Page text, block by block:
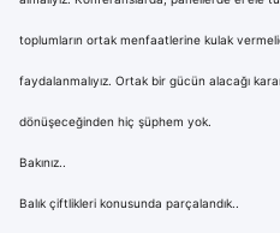
toplumların ortak menfaatlerine kulak
faydalanmalıyız. Ortak bir gücün alacağı
dönüşeceğinden hiç şüphem yok.
Bakınız..
Balık çiftlikleri konusunda parçalandık..